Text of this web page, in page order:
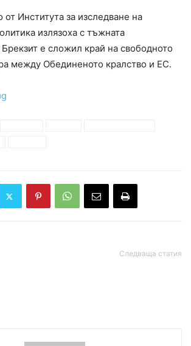
Института за изследване на
излязоха с тъжната
е сложил край на свободното
между Обединеното кралство и ЕС.
Следваща статия